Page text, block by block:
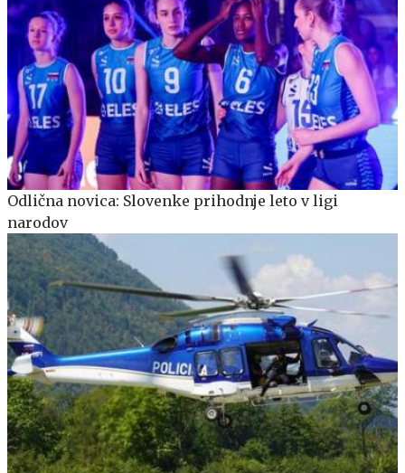
Odlična novica: Slovenke prihodnje leto v ligi
narodov